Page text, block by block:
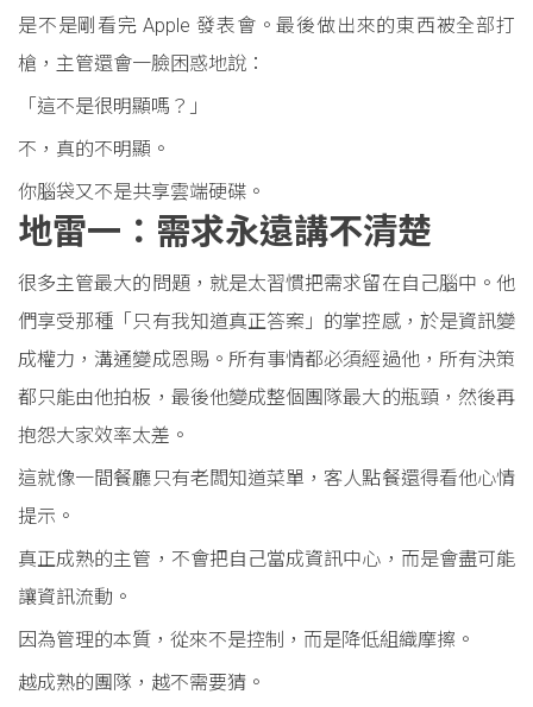
是不是剛看完 Apple 發表會。最後做出來的東西被全部打
槍，主管還會一臉困惑地說：
「這不是很明顯嗎？」
不，真的不明顯。
你腦袋又不是共享雲端硬碟。
地雷一：需求永遠講不清楚
很多主管最大的問題，就是太習慣把需求留在自己腦中。他
們享受那種「只有我知道真正答案」的掌控感，於是資訊變
成權力，溝通變成恩賜。所有事情都必須經過他，所有決策
都只能由他拍板，最後他變成整個團隊最大的瓶頸，然後再
抱怨大家效率太差。
這就像一間餐廳只有老闆知道菜單，客人點餐還得看他心情
提示。
真正成熟的主管，不會把自己當成資訊中心，而是會盡可能
讓資訊流動。
因為管理的本質，從來不是控制，而是降低組織摩擦。
越成熟的團隊，越不需要猜。